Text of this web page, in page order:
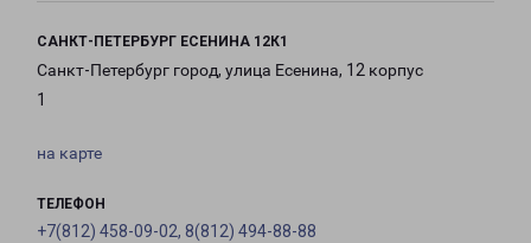
САНКТ-ПЕТЕРБУРГ ЕСЕНИНА 12К1
Санкт-Петербург город, улица Есенина, 12 корпус
1
на карте
ТЕЛЕФОН
+7(812) 458-09-02, 8(812) 494-88-88